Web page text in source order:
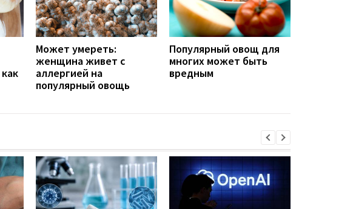
Может умереть:
женщина живет с
аллергией на
популярный овощь
Популярный овощ для
многих может быть
вредным